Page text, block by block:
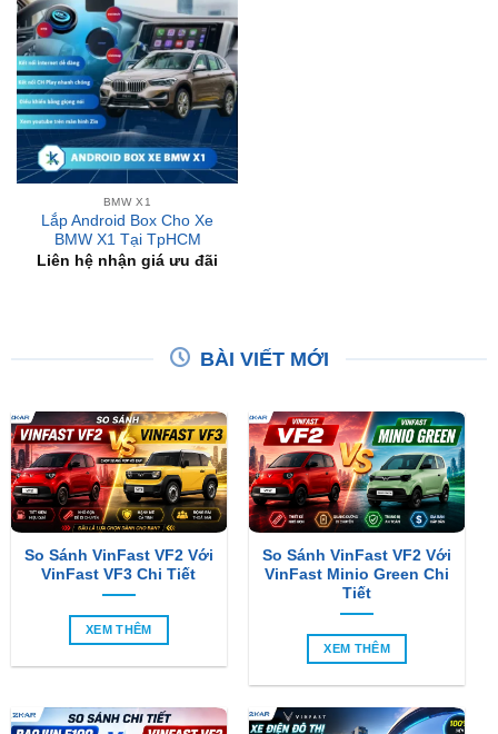
BMW X1
Lắp Android Box Cho Xe
BMW X1 Tại TpHCM
Liên hệ nhận giá ưu đãi
So Sánh VinFast VF2 Với
VinFast VF3 Chi Tiết
XEM THÊM
So Sánh VinFast VF2 Với
VinFast Minio Green Chi
Tiết
XEM THÊM